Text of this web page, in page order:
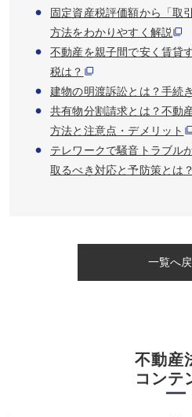
固定資産税評価額から「取
方法をわかりやすく解説
不動産を親子間で安く賃貸
税は？
建物の明渡訴訟とは？手続
共有物分割請求とは？不動
方法と注意点・デメリット
テレワークで騒音トラブル
取るべき対応と予防策とは？
一覧へ
不動産
コンテ